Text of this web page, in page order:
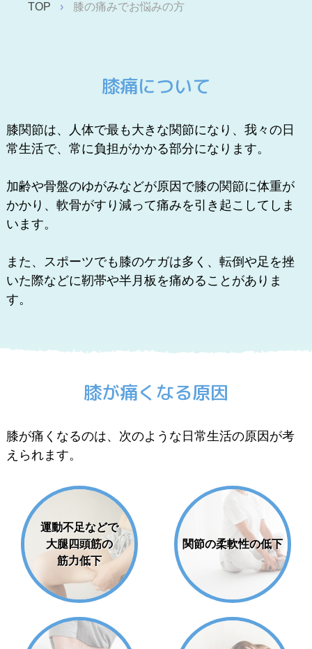
TOP 膝の痛みでお悩みの方
膝痛について
膝関節は、人体で最も大きな関節になり、我々の日
常生活で、常に負担がかかる部分になります。
加齢や骨盤のゆがみなどが原因で膝の関節に体重が
かかり、軟骨がすり減って痛みを引き起こしてしま
います。
また、スポーツでも膝のケガは多く、転倒や足を挫
いた際などに靭帯や半月板を痛めることがありま
す。
膝が痛くなる原因
膝が痛くなるのは、次のような日常生活の原因が考
えられます。
運動不足などで
大腿四頭筋の
筋力低下
関節の柔軟性の低下